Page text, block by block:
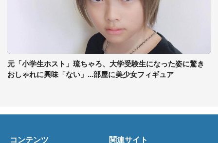
元「小学生ホスト」琉ちゃろ、大学受験生になった姿に驚き
おしゃれに興味「ない」...部屋に美少女フィギュア
コンテンツ 関連サイト